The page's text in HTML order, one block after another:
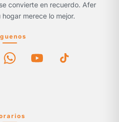
convierte en recuerdo. Afer
merece lo mejor.